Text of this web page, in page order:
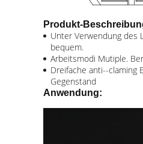
Produkt-
Unter Verwendung des
bequem.
Arbeitsmodi Mutiple.
Dreifache anti--claming
Gegenstand
Anwendung: